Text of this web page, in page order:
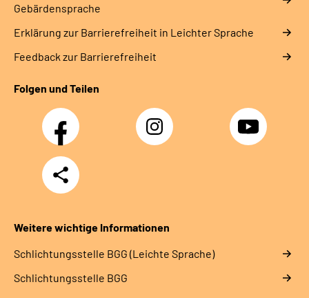
Gebärdensprache
Erklärung zur Barrierefreiheit in Leichter Sprache
Feedback zur Barrierefreiheit
Folgen und Teilen
Facebook Instagram YouTube
Teilen
Weitere wichtige Informationen
Schlich­tungs­stel­le BGG (Leichte Sprache)
Schlich­tungs­stel­le BGG